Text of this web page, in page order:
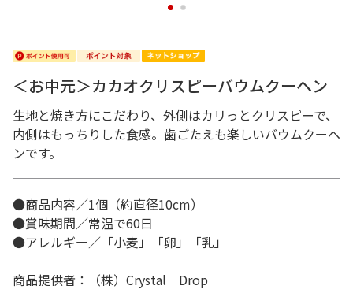
1 2
＜お中元＞カカオクリスピーバウムクーヘン
生地と焼き方にこだわり、外側はカリっとクリスピーで、
内側はもっちりした食感。歯ごたえも楽しいバウムクーヘ
ンです。
●商品内容／1個（約直径10cm）
●賞味期間／常温で60日
●アレルギー／「小麦」「卵」「乳」
商品提供者：（株）Crystal Drop